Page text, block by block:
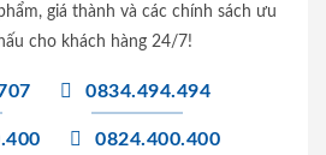
giá thành và các chính sách ưu
cho khách hàng 24/7!
0834.494.494
0824.400.400